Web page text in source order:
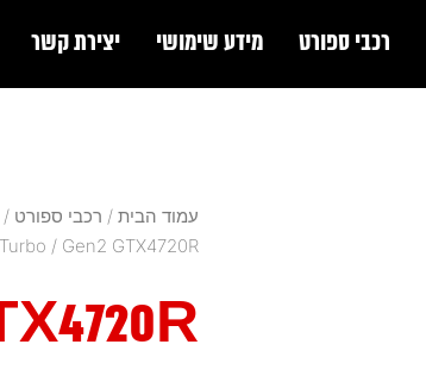
רכבי ספורט מידע שימושי יצירת קשר
עמוד הבית / רכבי ספורט /
Turbo / Gen2 GTX4720R